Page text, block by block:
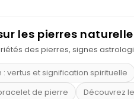
les pierres
des pierres, signes
vertus et signification spirituelle
de pierre
Découvrez